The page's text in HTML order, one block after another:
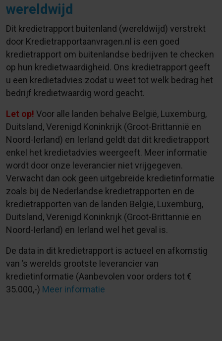
wereldwijd
Dit kredietrapport buitenland (wereldwijd) verstrekt
door Kredietrapportaanvragen.nl is een goed
kredietrapport om buitenlandse bedrijven te checken
op hun kredietwaardigheid. Ons kredietrapport geeft
u een kredietadvies zodat u weet tot welk bedrag het
bedrijf kredietwaardig word geacht.
Let op! Voor alle landen behalve België, Luxemburg,
Duitsland, Verenigd Koninkrijk (Groot-Brittannië en
Noord-Ierland) en Ierland geldt dat dit kredietrapport
enkel het kredietadvies weergeeft. Meer informatie
wordt door onze leverancier niet vrijgegeven.
Verwacht dan ook geen uitgebreide kredietinformatie
zoals bij de Nederlandse kredietrapporten en de
kredietrapporten van de landen België, Luxemburg,
Duitsland, Verenigd Koninkrijk (Groot-Brittannië en
Noord-Ierland) en Ierland wel het geval is.
De data in dit kredietrapport is actueel en afkomstig
van ’s werelds grootste leverancier van
kredietinformatie (Aanbevolen voor orders tot €
35.000,-) Meer informatie